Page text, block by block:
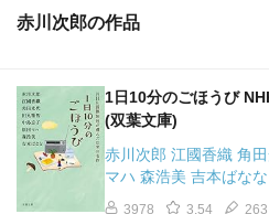
赤川次郎の作品
1日10分のごほうび
(双葉文庫)
赤川次郎 江國香織 角
マハ 森浩美 吉本ばなな
3978 3.54 263